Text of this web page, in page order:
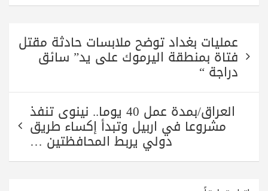
المقالات
عمليات بغداد توضح ملابسات حادثة مقتل
فتاة بمنطقة اليرموك على يد” سائق
دراجة “
العراق/بمدة عمل 40 يوما.. نينوى تنفذ
مشروعا في اربيل وتبدأ إكساء طريق
دولي يربط المحافظتين …